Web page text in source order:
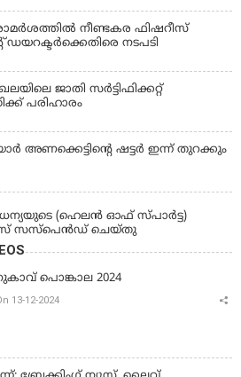
നീണ്ടകര ഫിഷറീസ്
ഡയറക്ടര്‍ക്കെതിരെ നടപടി
ജാതി സര്‍ട്ടിഫിക്കറ്റ്
പരിഹാരം
അണക്കെട്ടിൻ്റെ ഷട്ടര്‍ ഇന്ന് തുറക്കും
(ഹെലൻ ഓഫ് സ്പാർട്ട)
സസ്‌പെൻഡ് ചെയ്തു
പൊങ്കാല 2024
13-12-2024